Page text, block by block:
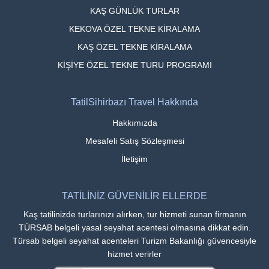
KAŞ GÜNLÜK TURLAR
KEKOVA ÖZEL TEKNE KİRALAMA
KAŞ ÖZEL TEKNE KİRALAMA
KİŞİYE ÖZEL TEKNE TURU PROGRAMI
TatilSihirbazı Travel Hakkında
Hakkımızda
Mesafeli Satış Sözleşmesi
İletişim
TATİLİNİZ GÜVENİLİR ELLERDE
Kaş tatilinizde turlarınızı alırken, tur hizmeti sunan firmanın
TÜRSAB belgeli yasal seyahat acentesi olmasına dikkat edin.
Türsab belgeli seyahat acenteleri Turizm Bakanlığı güvencesiyle
hizmet verirler